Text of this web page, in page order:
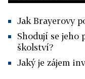
Jak Brayerovy
Shodují se jeho
školství?
Jaký je zájem